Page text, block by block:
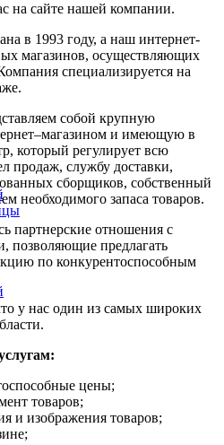
на сайте нашей компании.
в 1993 году, а наш интернет-
магазинов, осуществляющих
специализируется на
собой крупную
и имеющую в
который регулирует всю
продаж, службу доставки,
сборщиков, собственный
необходимого запаса товаров.
партнерские отношения с
позволяющие предлагать
по конкурентоспособным
у нас один из самых широких
цены;
товаров;
и изображения товаров;